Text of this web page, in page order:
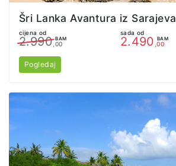
Šri Lanka Avantura iz Sarajeva
cijena od
2.990 BAM
,00
sada od
2.490 BAM
,00
Pogledaj